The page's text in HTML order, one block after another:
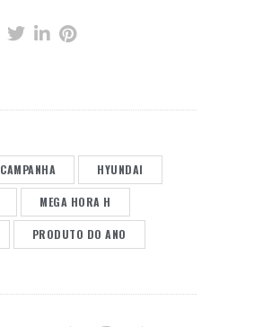
CAMPANHA HYUNDAI
MEGA HORA H
PRODUTO DO ANO